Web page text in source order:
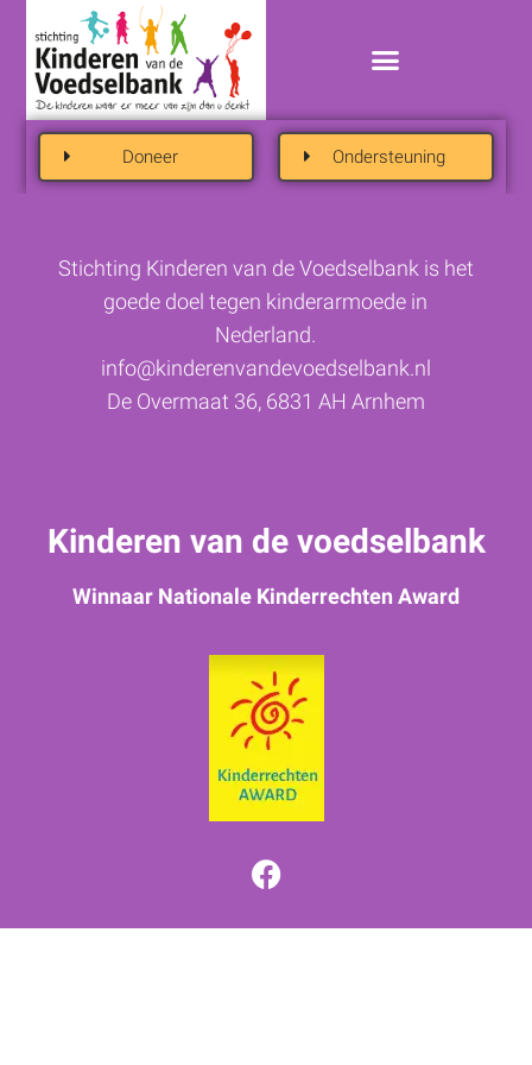
Doneer Ondersteuning
Stichting Kinderen van de Voedselbank is het
goede doel tegen kinderarmoede in
Nederland.
info@kinderenvandevoedselbank.nl
De Overmaat 36, 6831 AH Arnhem
Kinderen van de voedselbank
Winnaar Nationale Kinderrechten Award